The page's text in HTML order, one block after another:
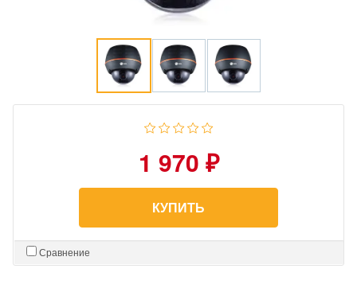
1 970 ₽
КУПИТЬ
Сравнение